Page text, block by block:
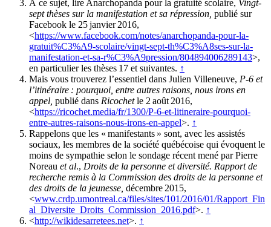
À ce sujet, lire Anarchopanda pour la gratuité scolaire, Vingt-
sept thèses sur la manifestation et sa répression, publié sur
Facebook le 25 janvier 2016,
<https://www.facebook.com/notes/anarchopanda-pour-la-
gratuit%C3%A9-scolaire/vingt-sept-th%C3%A8ses-sur-la-
manifestation-et-sa-r%C3%A9pression/804894006289143>,
en particulier les thèses 17 et suivantes. ↑
Mais vous trouverez l’essentiel dans Julien Villeneuve, P-6 et
l’itinéraire : pourquoi, entre autres raisons, nous irons en
appel, publié dans Ricochetle 2 août 2016,
<https://ricochet.media/fr/1300/P-6-et-litineraire-pourquoi-
entre-autres-raisons-nous-irons-en-appel>. ↑
Rappelons que les « manifestants » sont, avec les assistés
sociaux, les membres de la société québécoise qui évoquent le
moins de sympathie selon le sondage récent mené par Pierre
Noreau et al., Droits de la personne et diversité. Rapport de
recherche remis à la Commission des droits de la personne et
des droits de la jeunesse, décembre 2015,
<www.crdp.umontreal.ca/files/sites/101/2016/01/Rapport_Fin
al_Diversite_Droits_Commission_2016.pdf>. ↑
<http://wikidesarretees.net>. ↑